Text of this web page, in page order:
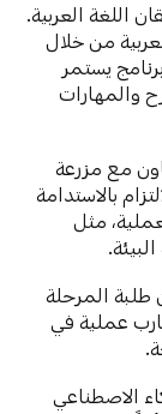
اللغة العربية.
من خلال
يستمر
والمهارات
مع مزرعة
بالاستدامة
مثل
المرحلة
عملية في
الاصطناعي